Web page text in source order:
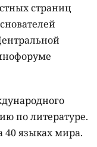
страниц
по литературе.
40 языках мира.